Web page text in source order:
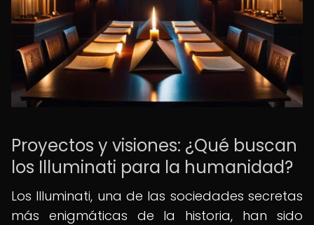
Proyectos y visiones: ¿Qué buscan
los Illuminati para la humanidad?
Los Illuminati, una de las sociedades secretas
más enigmáticas de la historia, han sido